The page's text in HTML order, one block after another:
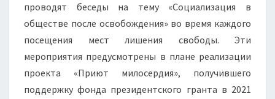
проводят беседы на тему «Социализация в
обществе после освобождения» во время каждого
посещения мест лишения свободы. Эти
мероприятия предусмотрены в плане реализации
проекта «Приют милосердия», получившего
поддержку фонда президентского гранта в 2021